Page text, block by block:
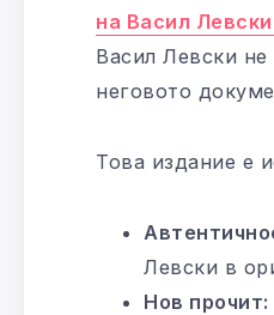
на Васил
Васил Левски
неговото
Това издание е
Левски в
Нов прочит: